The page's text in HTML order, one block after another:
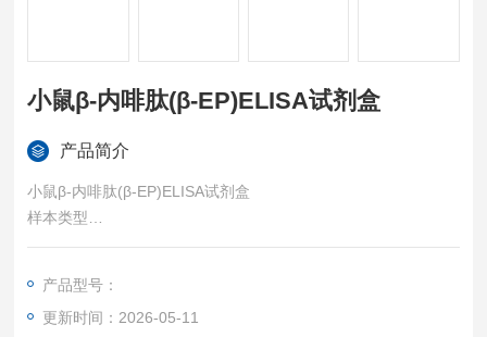
小鼠β-内啡肽(β-EP)ELISA试剂盒
产品简介
小鼠β-内啡肽(β-EP)ELISA试剂盒
样本类型
血清、血浆、组织匀浆、细胞裂解液、细胞培养上清等各类生物
特异性
本试剂盒特异性检测小鼠样本中β-内啡肽(β-EP)，且与其他类似
产品型号：
更新时间：2026-05-11